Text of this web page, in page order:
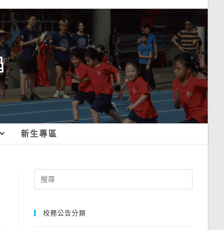
新生專區
Search
for:
校務公告分類